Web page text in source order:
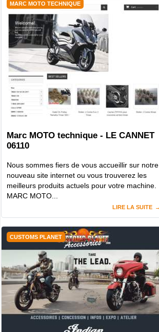
MARC MOTO TECHNIQUE
Marc MOTO technique - LE CANNET
06110
Nous sommes fiers de vous accueillir sur notre
nouveau site internet ou vous trouverez les
meilleurs produits actuels pour votre machine.
MARC MOTO...
LIRE LA SUITE
CUSTOMS PLANET